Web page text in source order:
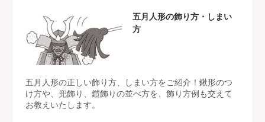
五月人形の飾り方・しまい
方
五月人形の正しい飾り方、しまい方をご紹介！鍬形のつ
け方や、兜飾り、鎧飾りの並べ方を、飾り方例も交えて
お教えいたします。